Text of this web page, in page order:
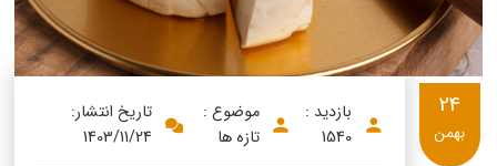
بازدید :
1540
موضوع :
تازه ها
تاریخ انتشار:
1403/11/24
24
بهمن